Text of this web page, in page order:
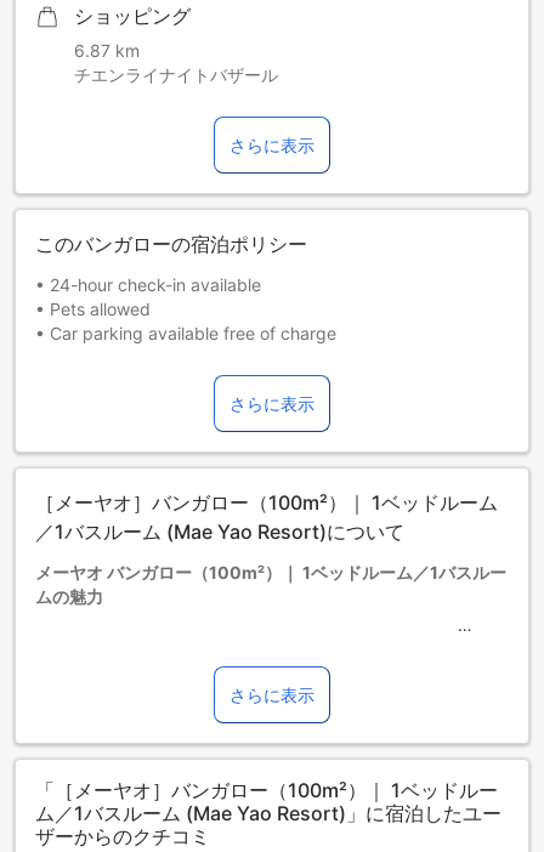
ショッピング
6.87 km
チエンライナイトバザール
さらに表示
このバンガローの宿泊ポリシー
• 24-hour check-in available
• Pets allowed
• Car parking available free of charge
when you are not using them.
• Lock the door and close the windows when leaving the
• Be careful when using cooking appliances, heaters, or
• Treat the property like your own home.
• Additional charges may apply for any loss or damages.
さらに表示
［メーヤオ］バンガロー（100m²）｜ 1ベッドルーム
／1バスルーム (Mae Yao Resort)について
メーヤオ バンガロー（100m²）｜ 1ベッドルーム／1バスルー
ムの魅力
贅沢なひとときを提供する5つ星ホテルです。広々とした
100m²の空間には、1つのベッドルームと1つのバスルームが
完備されており、快適さとプライバシーを兼ね備えていま
す。チェックインは午後3時から可能で、ゆったりとした時間
を楽しむことができます。また、チェックアウトは午後1時ま
でと、余裕を持ったスケジュールで滞在を満喫できます。
このバンガローは、特別なひとときを過ごすための理想的な
場所ですが、子供の宿泊については注意が必要です。お子様
さらに表示
「［メーヤオ］バンガロー（100m²）｜ 1ベッドルー
ム／1バスルーム (Mae Yao Resort)」に宿泊したユー
ザーからのクチコミ